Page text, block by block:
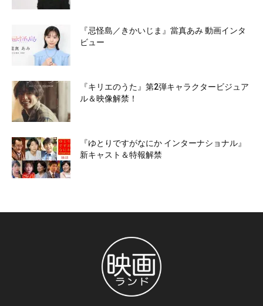
『忌怪島／きかいじま』當真あみ 動画インタ
ビュー
『キリエのうた』第2弾キャラクタービジュア
ル＆映像解禁！
『ゆとりですがなにか インターナショナル』
新キャスト＆特報解禁